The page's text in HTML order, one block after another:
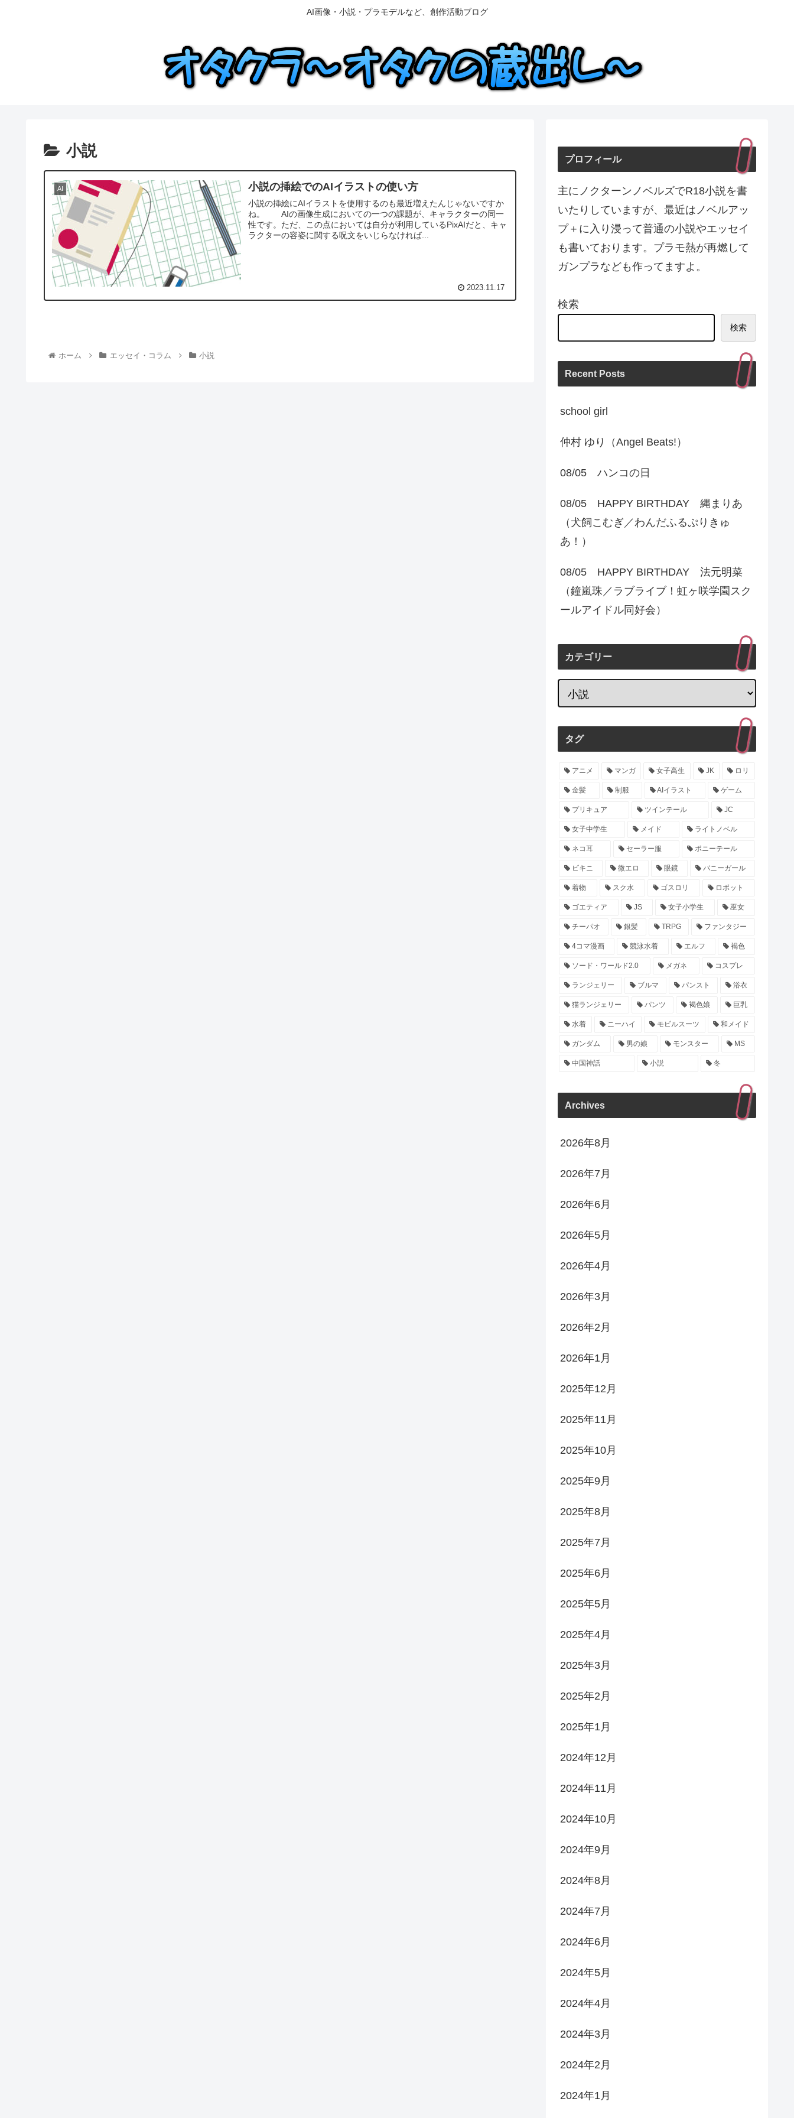
AI画像・小説・プラモデルなど、創作活動ブログ
小説
AI 小説の挿絵でのAIイラストの使い方
小説の挿絵にAIイラストを使用するのも最近増えたんじゃないですか
ね。 AIの画像生成においての一つの課題が、キャラクターの同一
性です。ただ、この点においては自分が利用しているPixAIだと、キャ
ラクターの容姿に関する呪文をいじらなければ...
2023.11.17
ホーム エッセイ・コラム 小説
プロフィール
主にノクターンノベルズでR18小説を書
いたりしていますが、最近はノベルアッ
プ＋に入り浸って普通の小説やエッセイ
も書いております。プラモ熱が再燃して
ガンプラなども作ってますよ。
検索
検索
Recent Posts
school girl
仲村 ゆり（Angel Beats!）
08/05 ハンコの日
08/05 HAPPY BIRTHDAY 縄まりあ
（犬飼こむぎ／わんだふるぷりきゅ
あ！）
08/05 HAPPY BIRTHDAY 法元明菜
（鐘嵐珠／ラブライブ！虹ヶ咲学園スク
ールアイドル同好会）
カテゴリー
タグ
アニメ マンガ 女子高生 JK ロリ
金髪 制服 AIイラスト ゲーム
プリキュア ツインテール JC
女子中学生 メイド ライトノベル
ネコ耳 セーラー服 ポニーテール
ビキニ 微エロ 眼鏡 バニーガール
着物 スク水 ゴスロリ ロボット
ゴエティア JS 女子小学生 巫女
チーパオ 銀髪 TRPG ファンタジー
4コマ漫画 競泳水着 エルフ 褐色
ソード・ワールド2.0 メガネ コスプレ
ランジェリー ブルマ パンスト 浴衣
猫ランジェリー パンツ 褐色娘 巨乳
水着 ニーハイ モビルスーツ 和メイド
ガンダム 男の娘 モンスター MS
中国神話 小説 冬
Archives
2026年8月
2026年7月
2026年6月
2026年5月
2026年4月
2026年3月
2026年2月
2026年1月
2025年12月
2025年11月
2025年10月
2025年9月
2025年8月
2025年7月
2025年6月
2025年5月
2025年4月
2025年3月
2025年2月
2025年1月
2024年12月
2024年11月
2024年10月
2024年9月
2024年8月
2024年7月
2024年6月
2024年5月
2024年4月
2024年3月
2024年2月
2024年1月